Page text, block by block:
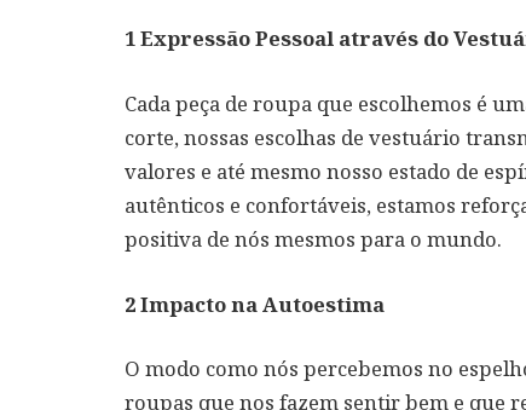
1Expressão Pessoal através do
Cada peça de roupa que escolhemos é
corte, nossas escolhas de vestuário
valores e até mesmo nosso estado de
autênticos e confortáveis, estamos
positiva de nós mesmos para o mundo.
2Impacto na Autoestima
O modo como nós percebemos no
roupas que nos fazem sentir bem e que